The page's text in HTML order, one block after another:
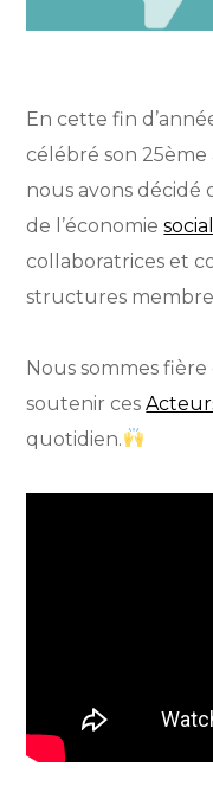
En cette fin
célébré son 25ème
nous avons décidé
de l’économie
collaboratrices et
structures
Nous sommes
soutenir ces
quotidien.